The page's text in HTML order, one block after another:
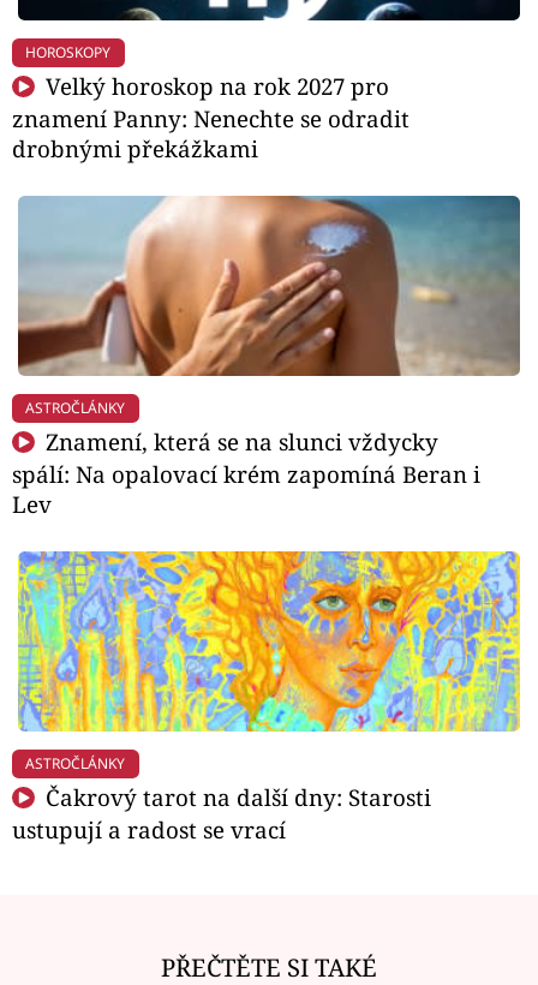
HOROSKOPY
Velký horoskop na rok 2027 pro
znamení Panny: Nenechte se odradit
drobnými překážkami
ASTROČLÁNKY
Znamení, která se na slunci vždycky
spálí: Na opalovací krém zapomíná Beran i
Lev
ASTROČLÁNKY
Čakrový tarot na další dny: Starosti
ustupují a radost se vrací
PŘEČTĚTE SI TAKÉ